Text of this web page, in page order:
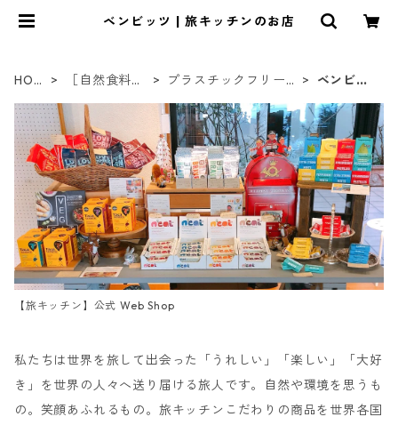
ベンビッツ | 旅キッチンのお店
HOM
［自然食料
プラスチックフリー
ベンビッ
【旅キッチン】公式 Web Shop
私たちは世界を旅して出会った「うれしい」「楽しい」「大好
き」を世界の人々へ送り届ける旅人です。自然や環境を思うも
の。笑顔あふれるもの。旅キッチンこだわりの商品を世界各国